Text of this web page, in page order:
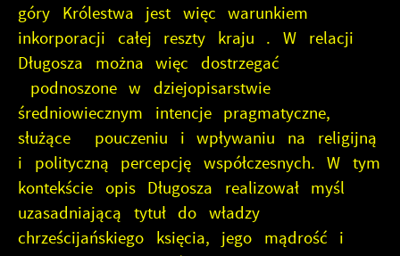
góry Królestwa jest więc warunkiem
inkorporacji całej reszty kraju . W relacji
Długosza można więc dostrzegać
podnoszone w dziejopisarstwie
średniowiecznym intencje pragmatyczne,
służące pouczeniu i wpływaniu na religijną
i polityczną percepcję współczesnych. W tym
kontekście opis Długosza realizował myśl
uzasadniającą tytuł do władzy
chrześcijańskiego księcia, jego mądrość i